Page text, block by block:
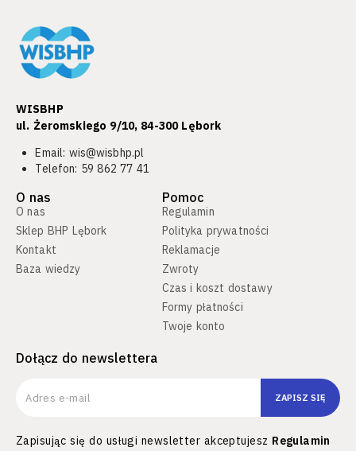
WISBHP
ul. Żeromskiego 9/10, 84-300 Lębork​
Email: wis@wisbhp.pl
Telefon: 59 862 77 41
O nas
O nas
Sklep BHP Lębork
Kontakt
Baza wiedzy
Pomoc
Regulamin
Polityka prywatności
Reklamacje
Zwroty
Czas i koszt dostawy
Formy płatności
Twoje konto
Dołącz do newslettera
ZAPISZ SIĘ
Zapisując się do usługi newsletter akceptujesz Regulamin